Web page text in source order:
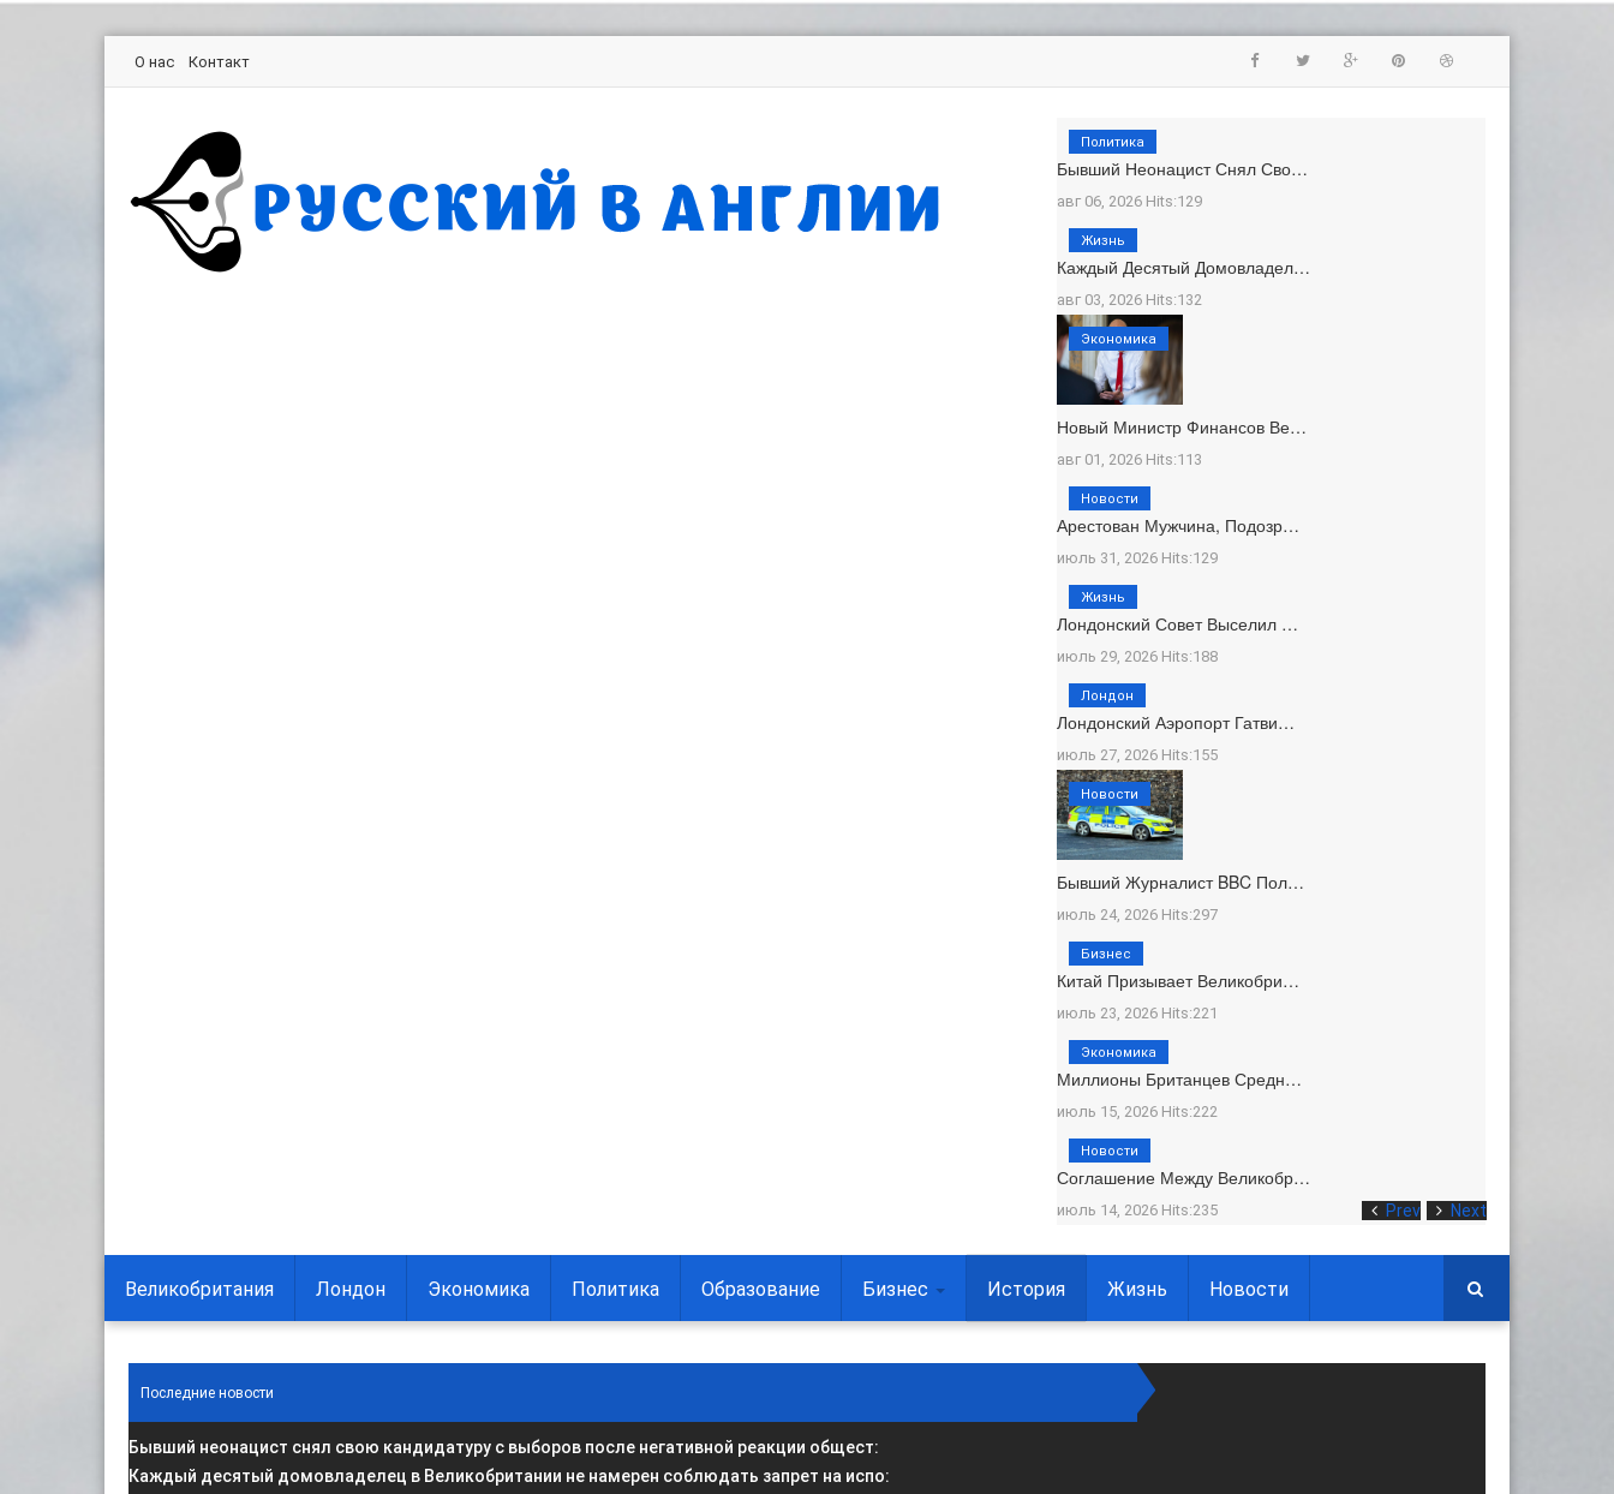
О нас Контакт
Prev Next
Бывший Неонацист Снял Сво…
авг 06, 2026 Hits:129
Политика
Каждый Десятый Домовладел…
авг 03, 2026 Hits:132
Жизнь
Новый Министр Финансов Ве…
авг 01, 2026 Hits:113
Экономика
Арестован Мужчина, Подозр…
июль 31, 2026 Hits:129
Новости
Лондонский Совет Выселил …
июль 29, 2026 Hits:188
Жизнь
Лондонский Аэропорт Гатви…
июль 27, 2026 Hits:155
Лондон
Бывший Журналист BBC Пол…
июль 24, 2026 Hits:297
Новости
Китай Призывает Великобри…
июль 23, 2026 Hits:221
Бизнес
Миллионы Британцев Средн…
июль 15, 2026 Hits:222
Экономика
Соглашение Между Великобр…
июль 14, 2026 Hits:235
Новости
Великобритания Лондон Экономика Политика Образование Бизнес История Жизнь Новости
Последние новости
Бывший неонацист снял свою кандидатуру с выборов после негативной реакции общест:
Каждый десятый домовладелец в Великобритании не намерен соблюдать запрет на испо: